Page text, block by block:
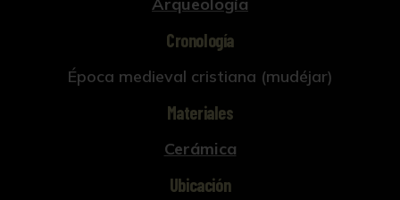
Cronología
Época medieval cristiana (mudéjar)
Materiales
Cerámica
Ubicación